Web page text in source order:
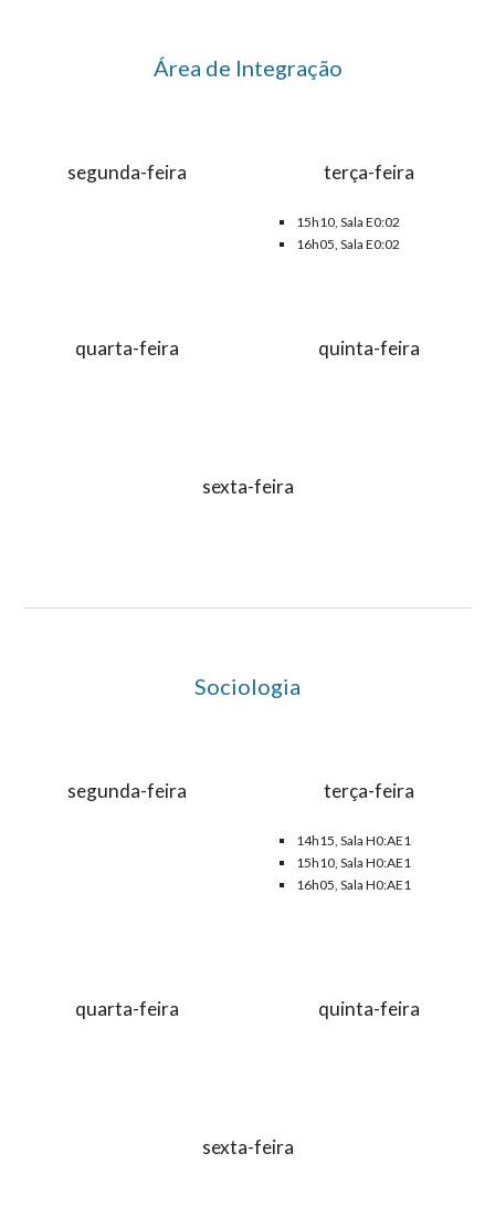
Área de Integração
segunda-feira terça-feira
15h10, SalaE0:02
16h05, Sala E0:02
quarta-feira quinta-feira
sexta-feira
Sociologia
segunda-feira terça-feira
14h15, SalaH0:AE1
15h10, Sala H0:AE1
16h05, Sala H0:AE1
quarta-feira quinta-feira
sexta-feira